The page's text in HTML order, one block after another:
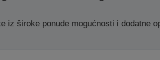
iz široke ponude mogućnosti i dodatne